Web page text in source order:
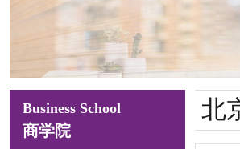
Business School
商学院
北